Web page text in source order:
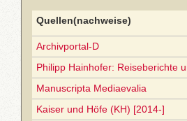
Quellen(nachweise)
Archivportal-D
Philipp Hainhofer: Reiseberichte
Manuscripta Mediaevalia
Kaiser und Höfe (KH) [2014-]